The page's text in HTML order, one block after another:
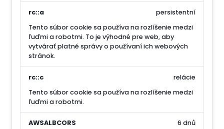
rc::a
Tento súbor cookie sa používa na rozlíšenie medzi
ľuďmi a robotmi. To je výhodné pre web, aby
vytvárať platné správy o používaní ich webových
stránok.
persistentní
rc::c
Tento súbor cookie sa používa na rozlíšenie medzi
ľuďmi a robotmi.
relácie
AWSALBCORS
6 dnů